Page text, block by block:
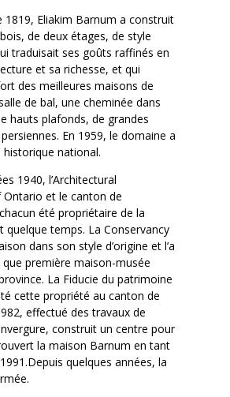
1819, Eliakim Barnum a construit
de deux étages, de style
traduisait ses goûts raffinés en
et sa richesse, et qui
des meilleures maisons de
de bal, une cheminée dans
hauts plafonds, de grandes
En 1959, le domaine a
historique national.
1940, l’Architectural
Ontario et le canton de
été propriétaire de la
quelque temps. La Conservancy
dans son style d’origine et l’a
première maison-musée
La Fiducie du patrimoine
cette propriété au canton de
effectué des travaux de
construit un centre pour
la maison Barnum en tant
quelques années, la